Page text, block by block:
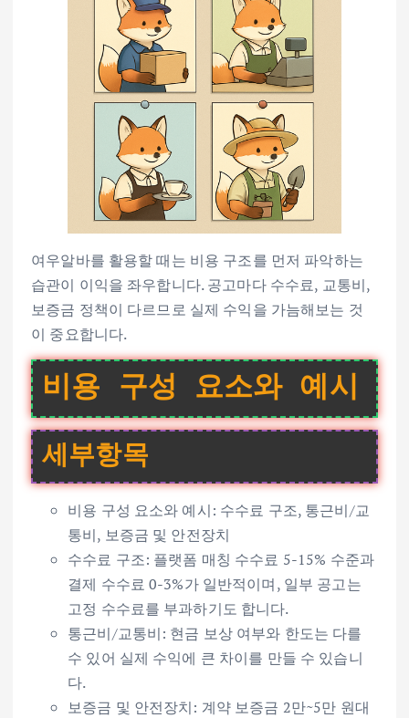
여우알바를 활용할 때는 비용 구조를 먼저 파악하는
습관이 이익을 좌우합니다. 공고마다 수수료, 교통비,
보증금 정책이 다르므로 실제 수익을 가늠해보는 것
이 중요합니다.
비용 구성 요소와 예시
세부항목
비용 구성 요소와 예시: 수수료 구조, 통근비/교
통비, 보증금 및 안전장치
수수료 구조: 플랫폼 매칭 수수료 5-15% 수준과
결제 수수료 0-3%가 일반적이며, 일부 공고는
고정 수수료를 부과하기도 합니다.
통근비/교통비: 현금 보상 여부와 한도는 다를
수 있어 실제 수익에 큰 차이를 만들 수 있습니
다.
보증금 및 안전장치: 계약 보증금 2만~5만 원대